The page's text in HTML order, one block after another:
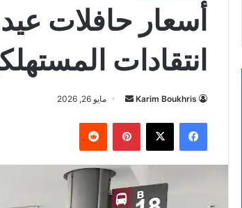
أسعار حافلات
انتقادات
Karim Boukhris
أرسل
إلكترونيا
مايو 26, 2026
فيسبوك ‫X بينتيريست